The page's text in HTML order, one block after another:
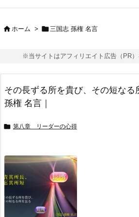
 ホーム >  三国志 孫権 名言
※当サイトはアフィリエイト広告（PR）
その長ずる所を貴び、その短なる
孫権 名言｜
 第八章 リーダーの心得